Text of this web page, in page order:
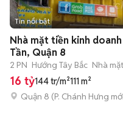
Tin nổi bật
Nhà mặt tiền kinh
Tần, Quận 8
2 PN Hướng Tây Bắc Nhà
16 tỷ144 tr/m²111 m²
Quận 8 (P. Chánh Hưng